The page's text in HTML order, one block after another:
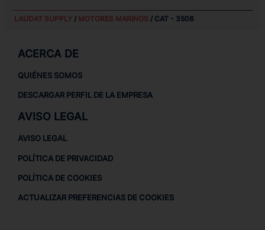
LAUDAT SUPPLY/ MOTORES MARINOS / CAT - 3508
ACERCA DE
QUIÉNES SOMOS
DESCARGAR PERFIL DE LA EMPRESA
AVISO LEGAL
AVISO LEGAL
POLÍTICA DE PRIVACIDAD
POLÍTICA DE COOKIES
ACTUALIZAR PREFERENCIAS DE COOKIES